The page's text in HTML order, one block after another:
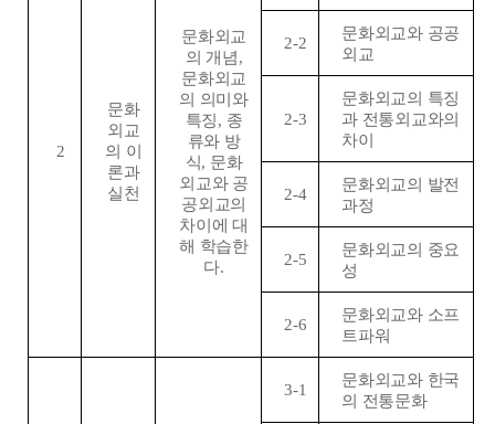
2
문화
외교
의 이
론과
실천
문화외교
의 개념,
문화외교
의 의미와
특징, 종
류와 방
식, 문화
외교와 공
공외교의
차이에 대
해 학습한
다.
2-2
문화외교와 공공
외교
2-3
문화외교의 특징
과 전통외교와의
차이
2-4
문화외교의 발전
과정
2-5
문화외교의 중요
성
2-6
문화외교와 소프
트파워
3-1
문화외교와 한국
의 전통문화